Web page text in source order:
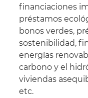
financiaciones
préstamos
bonos verdes,
sostenibilidad,
energías
carbono y el
viviendas
etc.